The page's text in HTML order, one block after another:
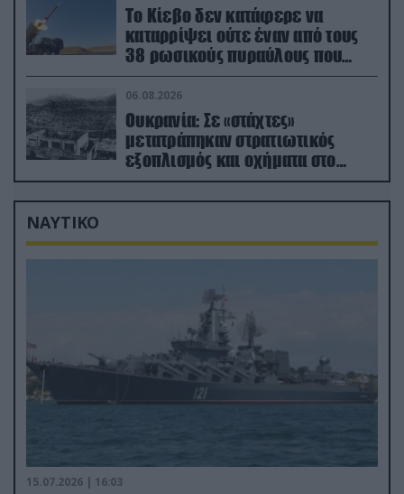
Το Κίεβο δεν κατάφερε να
καταρρίψει ούτε έναν από τους
38 ρωσικούς πυραύλους που
εκτοξεύτηκαν εναντίον του
06.08.2026
Ουκρανία: Σε «στάχτες»
μετατράπηκαν στρατιωτικός
εξοπλισμός και οχήματα στο
Κίεβο μετά από ρωσικά
πλήγματα (βίντεο)
ΝΑΥΤΙΚΟ
15.07.2026 | 16:03